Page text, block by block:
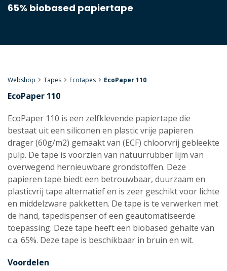
65% biobased papiertape
Webshop Tapes Ecotapes EcoPaper 110
EcoPaper 110
EcoPaper 110 is een zelfklevende papiertape die
bestaat uit een siliconen en plastic vrije papieren
drager (60g/m2) gemaakt van (ECF) chloorvrij gebleekte
pulp. De tape is voorzien van natuurrubber lijm van
overwegend hernieuwbare grondstoffen. Deze
papieren tape biedt een betrouwbaar, duurzaam en
plasticvrij tape alternatief en is zeer geschikt voor lichte
en middelzware pakketten. De tape is te verwerken met
de hand, tapedispenser of een geautomatiseerde
toepassing. Deze tape heeft een biobased gehalte van
c.a. 65%. Deze tape is beschikbaar in bruin en wit.
Voordelen